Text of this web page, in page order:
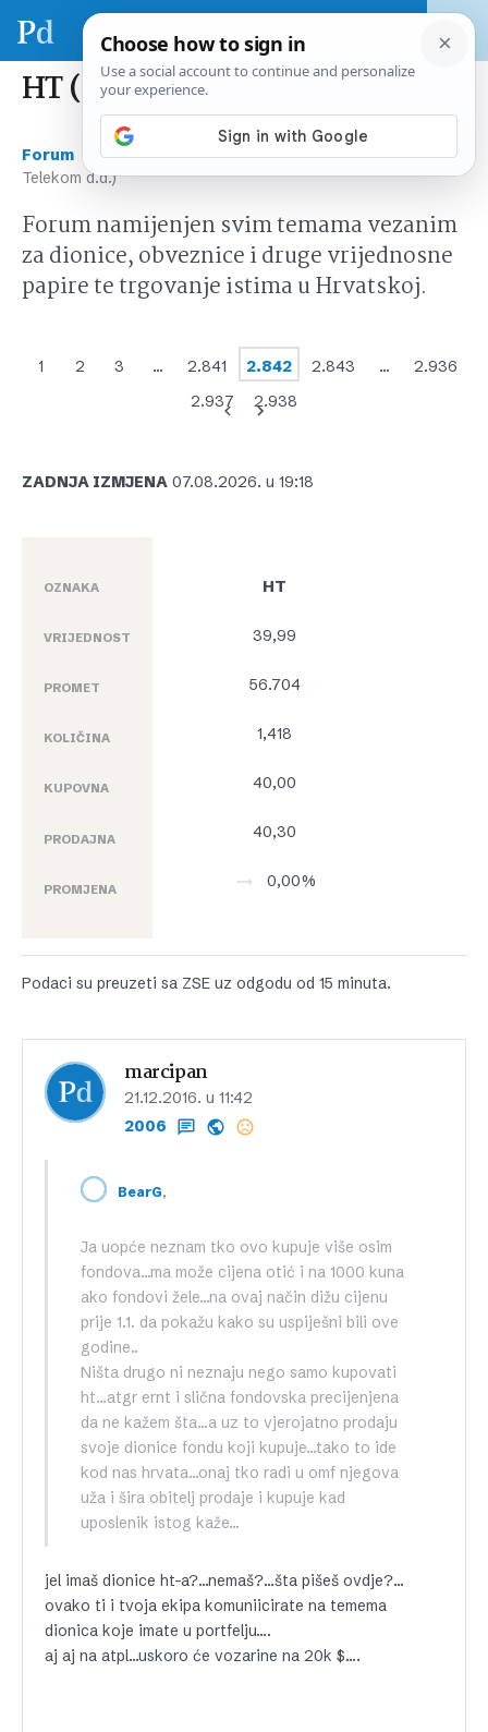
HT (Hrvatski Telekom d.d.)
Forum Tržište kapitala Hrvatska ›
HT (Hrvatski
Telekom d.d.)
Forum namijenjen svim temama vezanim
za dionice, obveznice i druge vrijednosne
papire te trgovanje istima u Hrvatskoj.
1 2 3 … 2.841 2.842 2.843 …
2.936
2.937
2.938
ZADNJA IZMJENA 07.08.2026. u 19:18
OZNAKA
VRIJEDNOST
PROMET
KOLIČINA
KUPOVNA
PRODAJNA
PROMJENA
HT
39,99
56.704
1,418
40,00
40,30
0,00%
Podaci su preuzeti sa ZSE uz odgodu od 15 minuta.
marcipan
21.12.2016. u 11:42
2006
BearG,
Ja uopće neznam tko ovo kupuje više osim
fondova…ma može cijena otić i na 1000 kuna
ako fondovi žele…na ovaj način dižu cijenu
prije 1.1. da pokažu kako su uspiješni bili ove
godine..
Ništa drugo ni neznaju nego samo kupovati
ht…atgr ernt i slična fondovska precijenjena
da ne kažem šta…a uz to vjerojatno prodaju
svoje dionice fondu koji kupuje…tako to ide
kod nas hrvata…onaj tko radi u omf njegova
uža i šira obitelj prodaje i kupuje kad
uposlenik istog kaže…
jel imaš dionice ht-a?…nemaš?…šta pišeš ovdje?…
ovako ti i tvoja ekipa komuniicirate na temema
dionica koje imate u portfelju….
aj aj na atpl…uskoro će vozarine na 20k $….